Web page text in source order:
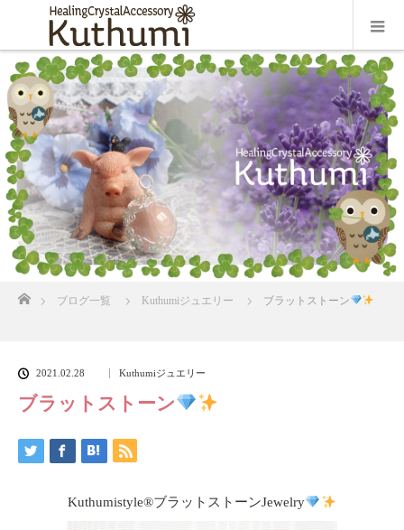
ブログ一覧 Kuthumiジュエリー ブラットストーン
2021.02.28 Kuthumiジュエリー
ブラットストーン
Kuthumistyle®️ブラットストーンJewelry